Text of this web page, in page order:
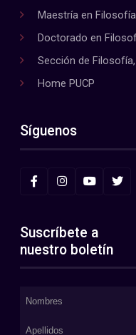
Maestría en Filosofía
Doctorado en
Sección de
Home PUCP
Síguenos
Suscríbete a
nuestro boletín